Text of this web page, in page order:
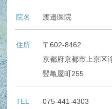
院名 渡邉医院
住所
〒602-8462
京都府京都市上京区
竪亀屋町255
TEL 075-441-4303